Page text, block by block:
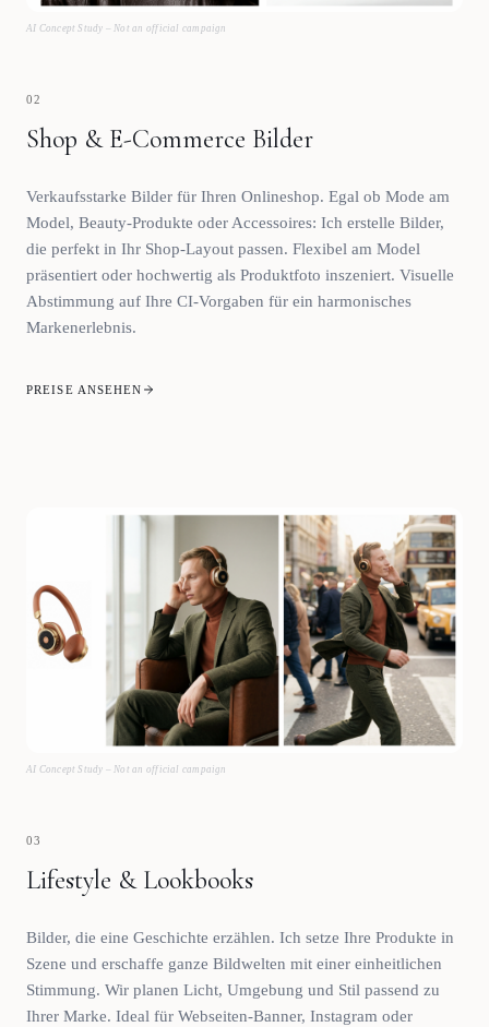
AI Concept Study – Not an official campaign
02
Shop & E-Commerce Bilder
Verkaufsstarke Bilder für Ihren Onlineshop. Egal ob Mode am
Model, Beauty-Produkte oder Accessoires: Ich erstelle Bilder,
die perfekt in Ihr Shop-Layout passen. Flexibel am Model
präsentiert oder hochwertig als Produktfoto inszeniert. Visuelle
Abstimmung auf Ihre CI-Vorgaben für ein harmonisches
Markenerlebnis.
PREISE ANSEHEN
AI Concept Study – Not an official campaign
03
Lifestyle & Lookbooks
Bilder, die eine Geschichte erzählen. Ich setze Ihre Produkte in
Szene und erschaffe ganze Bildwelten mit einer einheitlichen
Stimmung. Wir planen Licht, Umgebung und Stil passend zu
Ihrer Marke. Ideal für Webseiten-Banner, Instagram oder